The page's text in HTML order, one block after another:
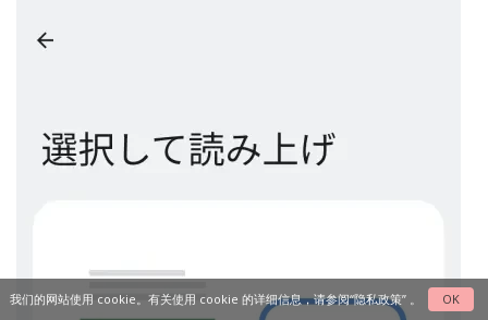
我们的网站使用 cookie。有关使用 cookie 的详细信息，请参阅“隐私政策”。 OK